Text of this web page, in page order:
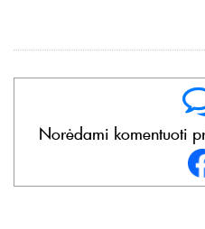
Norėdami komentuoti